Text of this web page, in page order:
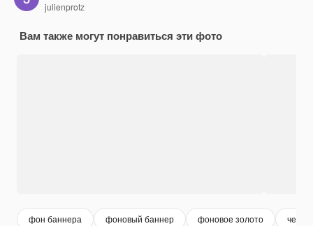
julienprotz
Вам также могут понравиться эти фото
фон баннера фоновый баннер фоновое золото